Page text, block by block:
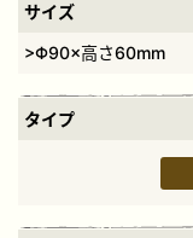
サイズ
>Φ90×高さ60mm
タイプ